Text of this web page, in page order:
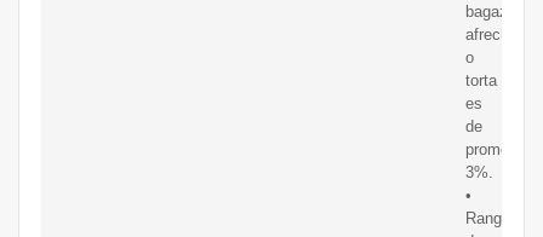
bagazo,
afrecho
o
torta
es
de
promedio
3%.
•
Rango